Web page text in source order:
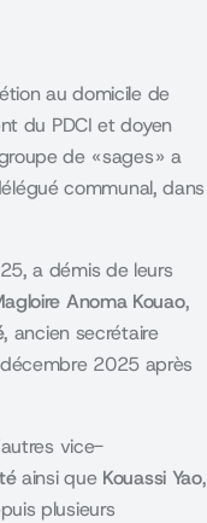
au domicile de
du PDCI et doyen
de « sages » a
communal, dans
a démis de leurs
Anoma Kouao,
, ancien secrétaire
2025 après
vice-
ainsi que Kouassi Yao,
plusieurs